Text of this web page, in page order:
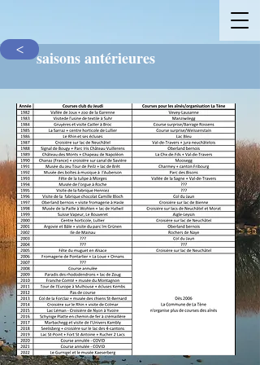
> saisons antérieures